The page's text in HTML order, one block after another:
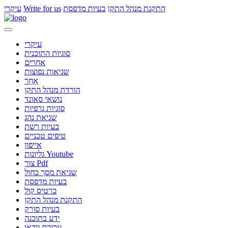
עיקרי Write for us התקנת מנהל התקן בעיות מדפסת
עיקרי
סוגיות התוכנית
אחרים
שגיאות נפוצות
אַחֵר
הורדת מנהל התקן
נושאי סאונד
סוגיות גרפיות
שגיאת נהג
בעיות רשת
טיפים טכניים
אייפון
גליונות Youtube
צור Pdf
שגיאת מסך כחול
בעיות מדפסת
כרטיס קול
התקנת מנהל התקן
בעיות סורק
ידע בתוכנה